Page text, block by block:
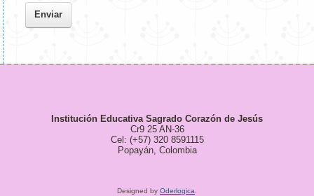
Enviar
Institución Educativa Sagrado Corazón de Jesús
Cr9 25 AN-36
Cel: (+57) 320 8591115
Popayán, Colombia
Designed by Oderlogica